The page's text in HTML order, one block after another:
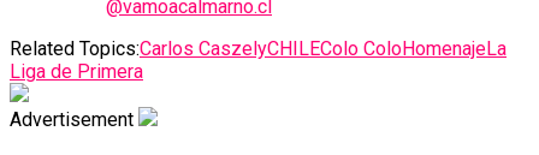
@vamoacalmarno.cl
Related Topics:Carlos CaszelyCHILEColo ColoHomenajeLa
Liga de Primera
Advertisement